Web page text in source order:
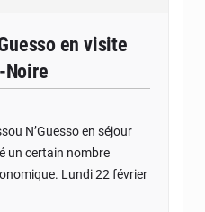
en visite
Noire
N’Guesso en séjour
un certain nombre
Lundi 22 février